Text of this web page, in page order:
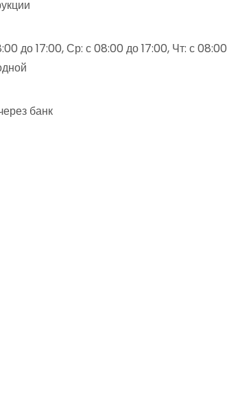
до 17:00, Ср: с 08:00 до 17:00, Чт: с
банк